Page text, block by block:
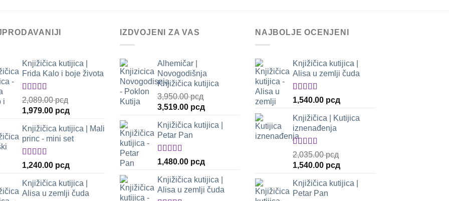
Knjižičica kutijica |
Frida Kalo i boje života
Оцењено
са5.00од 5
2,089.00рсд
Оригинална
је
била:
2,089.00 рсд.
1,979.00 рсд
је:
1,979.00 рсд.
Knjižičica kutijica | Mali
princ - mini set
Оцењено
са
од 5
1,240.00 рсд
Knjižičica kutijica |
Alisa u zemlji čuda
IZDVOJENI ZA VAS
Alhemičar |
Novogodišnja
Knjižičica kutijica
3,950.00рсд
Оригинална
је
била:
3,950.00 рсд.
3,519.00 рсд
је:
Knjižičica kutijica |
Petar Pan
Оцењено
са
од 5
1,480.00 рсд
Knjižičica kutijica |
Alisa u zemlji čuda
NAJBOLJE OCENJENI
Knjižičica kutijica |
Alisa u zemlji čuda
Оцењено
са
од 5
1,540.00 рсд
Knjižičica | Kutijica
iznenađenja
Оцењено
са5.00од 5
2,035.00рсд
Оригинална
је
била:
1,540.00 рсд
је:
Knjižičica kutijica |
Petar Pan